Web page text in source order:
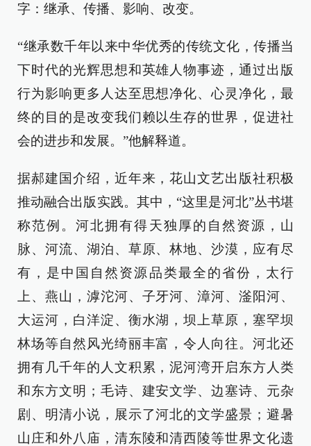
字：继承、传播、影响、改变。
“继承数千年以来中华优秀的传统文化，传播当
下时代的光辉思想和英雄人物事迹，通过出版
行为影响更多人达至思想净化、心灵净化，最
终的目的是改变我们赖以生存的世界，促进社
会的进步和发展。”他解释道。
据郝建国介绍，近年来，花山文艺出版社积极
推动融合出版实践。其中，“这里是河北”丛书堪
称范例。河北拥有得天独厚的自然资源，山
脉、河流、湖泊、草原、林地、沙漠，应有尽
有，是中国自然资源品类最全的省份，太行
上、燕山，滹沱河、子牙河、漳河、滏阳河、
大运河，白洋淀、衡水湖，坝上草原，塞罕坝
林场等自然风光绮丽丰富，令人向往。河北还
拥有几千年的人文积累，泥河湾开启东方人类
和东方文明；毛诗、建安文学、边塞诗、元杂
剧、明清小说，展示了河北的文学盛景；避暑
山庄和外八庙，清东陵和清西陵等世界文化遗